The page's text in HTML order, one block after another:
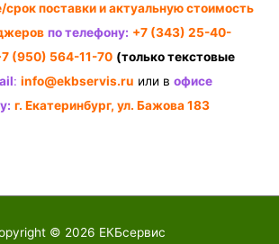
срок поставки и актуальную стоимость
по телефону: +7 (343) 25-40-
(950) 564-11-70 (только текстовые
: info@ekbservis.ru или в офисе
г. Екатеринбург, ул. Бажова 183
© 2026 ЕКБсервис